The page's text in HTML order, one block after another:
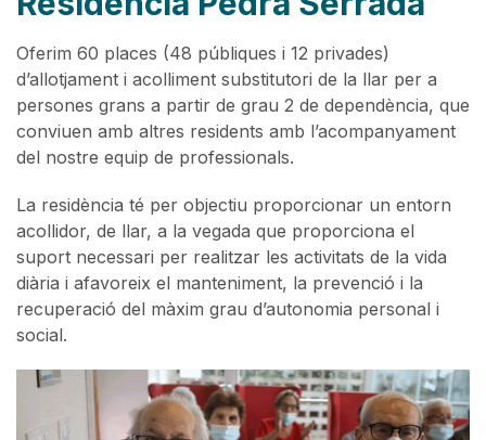
Oferim 60 places (48 públiques i 12 privades)
d’allotjament i acolliment substitutori de la llar per a
persones grans a partir de grau 2 de dependència, que
conviuen amb altres residents amb l’acompanyament
del nostre equip de professionals.
La residència té per objectiu proporcionar un entorn
acollidor, de llar, a la vegada que proporciona el
suport necessari per realitzar les activitats de la vida
diària i afavoreix el manteniment, la prevenció i la
recuperació del màxim grau d’autonomia personal i
social.